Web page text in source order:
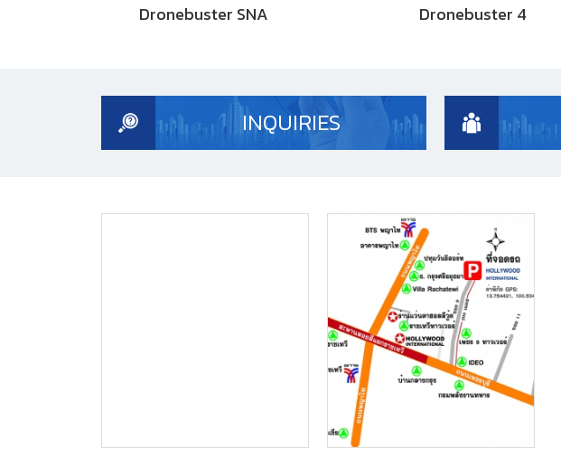
Dronebuster SNA Dronebuster 4
INQUIRIES